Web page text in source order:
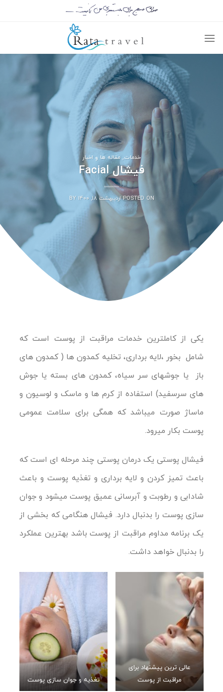
خدمات,مقاله ها و اخبار
فیشال Facial
POSTED ON اردیبهشت ۱۸, ۱۴۰۰ BY
یکی از کاملترین خدمات مراقبت از پوست است که
شامل بخور ،لایه برداری، تخلیه کمدون ها ( کمدون های
باز یا جوشهای سر سیاه، کمدون های بسته یا جوش
های سرسفید) استفاده از کرم ها و ماسک و لوسیون و
ماساژ صورت میباشد که همگی برای سلامت عمومی
پوست بکار میرود.
فیشال پوستی یک درمان پوستی چند مرحله ای است که
باعث تمیز کردن و لایه برداری و تغذیه پوست و باعث
شادابی و رطوبت و آبرسانی عمیق پوست میشود و جوان
سازی پوست را بدنبال دارد. فیشال هنگامی که بخشی از
یک برنامه مداوم مراقبت از پوست باشد بهترین عملکرد
را بدنبال خواهد داشت.
عالی ترین پیشنهاد برای
مراقبت از پوست
تغذیه و جوان سازی پوست